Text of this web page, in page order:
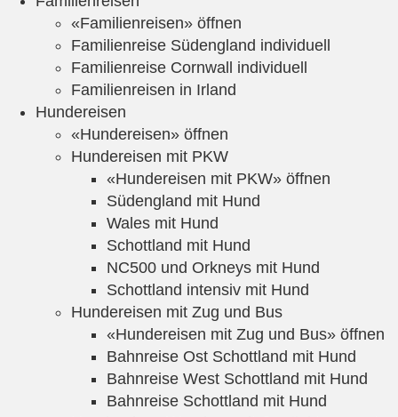
«Familienreisen» öffnen
Familienreise Südengland individuell
Familienreise Cornwall individuell
Familienreisen in Irland
Hundereisen
«Hundereisen» öffnen
Hundereisen mit PKW
«Hundereisen mit PKW» öffnen
Südengland mit Hund
Wales mit Hund
Schottland mit Hund
NC500 und Orkneys mit Hund
Schottland intensiv mit Hund
Hundereisen mit Zug und Bus
«Hundereisen mit Zug und Bus» öffnen
Bahnreise Ost Schottland mit Hund
Bahnreise West Schottland mit Hund
Bahnreise Schottland mit Hund